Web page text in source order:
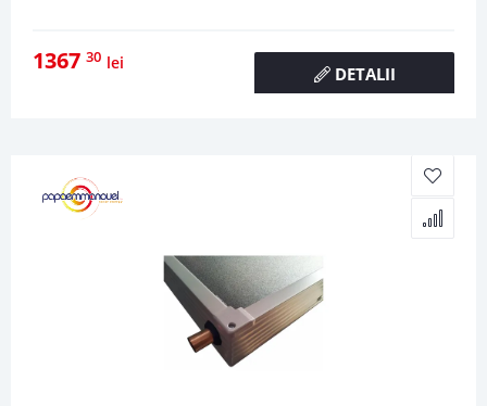
1367 30 lei
DETALII